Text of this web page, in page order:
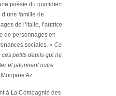
poésie du quotidien.
d’une famille de
de l’Italie, l’autrice
de personnages en
sociales. « Ce
petits deuils qui ne
et jalonnent notre
Az.
à La Compagnie des